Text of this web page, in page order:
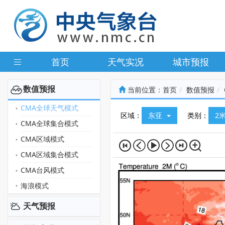
首页 天气实况 城市预报
数值预报
CMA全球天气模式
CMA全球集合模式
CMA区域模式
CMA区域集合模式
CMA台风模式
海浪模式
天气预报
当前位置： 首页 数值预报
区域： 东亚 类别： 2